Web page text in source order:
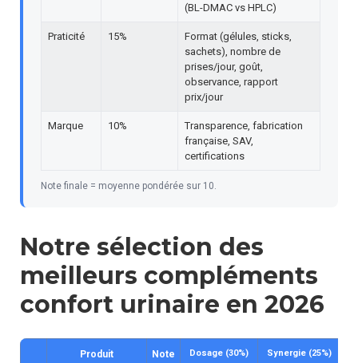
(BL-DMAC vs HPLC)
Praticité 15%
Format (gélules, sticks,
sachets), nombre de
prises/jour, goût,
observance, rapport
prix/jour
Marque 10%
Transparence, fabrication
française, SAV,
certifications
Note finale = moyenne pondérée sur 10.
Notre sélection des
meilleurs compléments
confort urinaire en 2026
Produit Note Dosage (30%) Synergie (25%)